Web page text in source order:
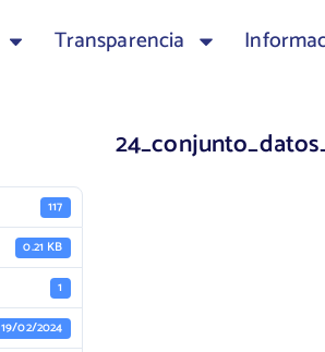
Transparencia
117
0.21 KB
1
19/02/2024